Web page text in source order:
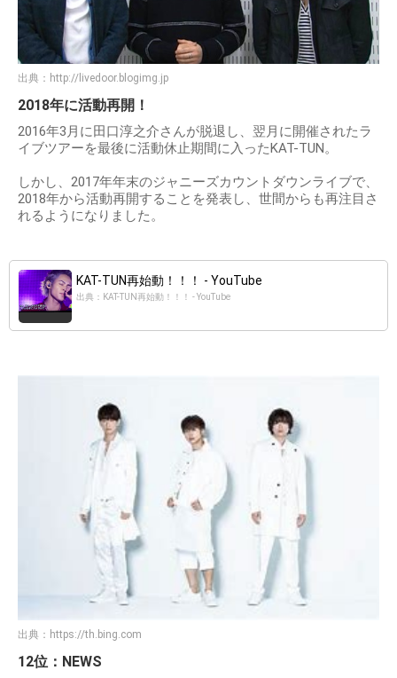
出典： http://livedoor.blogimg.jp
2018年に活動再開！
2016年3月に田口淳之介さんが脱退し、翌月に開催されたラ
イブツアーを最後に活動休止期間に入ったKAT-TUN。
しかし、2017年年末のジャニーズカウントダウンライブで、
2018年から活動再開することを発表し、世間からも再注目さ
れるようになりました。
KAT-TUN再始動！！！ - YouTube
出典：KAT-TUN再始動！！！ - YouTube
出典： https://th.bing.com
12位：NEWS